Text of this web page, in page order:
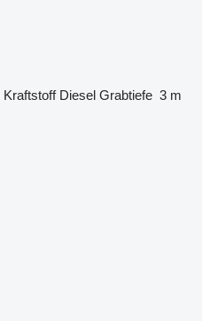
Kraftstoff Diesel Grabtiefe 3 m